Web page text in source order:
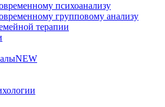
психоанализу
групповому анализу
терапии
NEW